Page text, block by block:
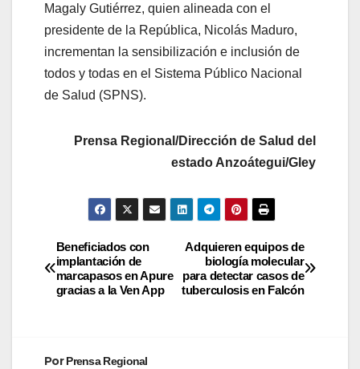
Magaly Gutiérrez, quien alineada con el
presidente de la República, Nicolás Maduro,
incrementan la sensibilización e inclusión de
todos y todas en el Sistema Público Nacional
de Salud (SPNS).
Prensa Regional/Dirección de Salud del
estado Anzoátegui/Gley
Adquieren equipos de
biología molecular
para detectar casos de
tuberculosis en Falcón
Beneficiados con
implantación de
marcapasos en Apure
gracias a la Ven App
PorPrensa Regional